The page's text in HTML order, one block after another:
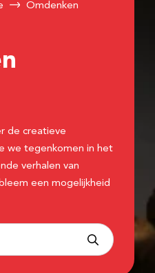
Omdenken
de creatieve
we tegenkomen in het
verhalen van
een mogelijkheid